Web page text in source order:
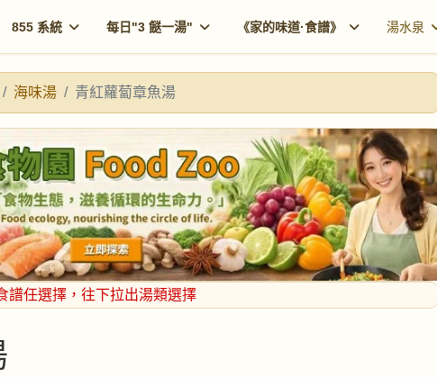
855 系統 每日"3 餸一湯" 《家的味道·食譜》 湯水泉
海味湯 青紅蘿蔔章魚湯
譜任選擇 ，往下拉出湯類選擇